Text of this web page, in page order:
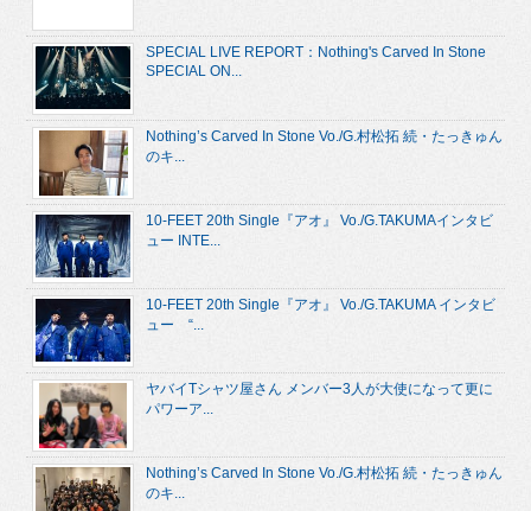
SPECIAL LIVE REPORT：Nothing's Carved In Stone
SPECIAL ON...
Nothing’s Carved In Stone Vo./G.村松拓 続・たっきゅん
のキ...
10-FEET 20th Single『アオ』 Vo./G.TAKUMAインタビ
ュー INTE...
10-FEET 20th Single『アオ』 Vo./G.TAKUMA インタビ
ュー “...
ヤバイTシャツ屋さん メンバー3人が大使になって更に
パワーア...
Nothing’s Carved In Stone Vo./G.村松拓 続・たっきゅん
のキ...